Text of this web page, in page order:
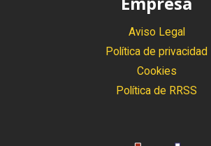
Aviso Legal
Política de privacidad
Cookies
Política de RRSS